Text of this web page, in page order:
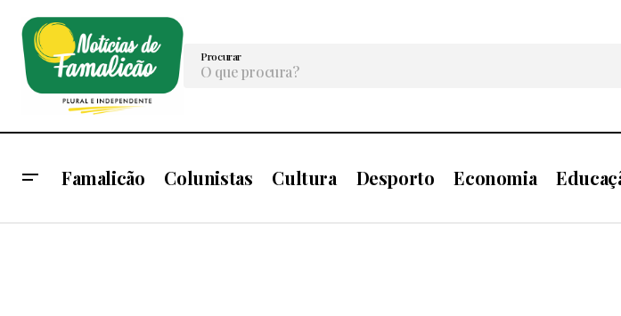
Procurar
Famalicão Colunistas Cultura Desporto Economia